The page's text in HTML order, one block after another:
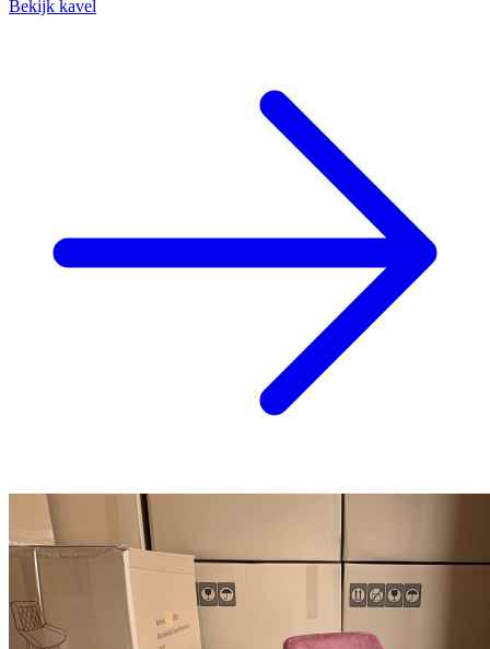
Bekijk kavel